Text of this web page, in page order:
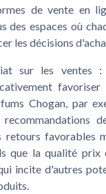
de vente en
des espaces où
les décisions
sur les ventes :
favoriser
Chogan, par
retours favorables
que la qualité prix
incite d'autres